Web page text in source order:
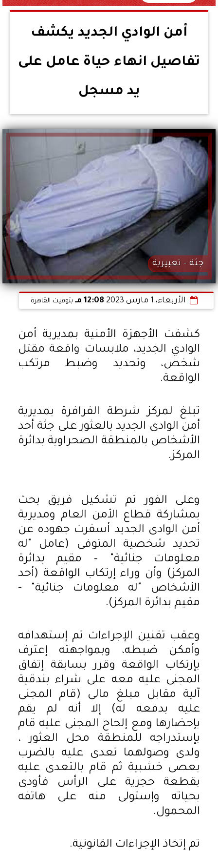
أمن الوادي الجديد يكشف
تفاصيل انهاء حياة عامل على
يد مسجل
جثة - تعبيرية
الأربعاء، 1 مارس 2023 12:08 مـ بتوقيت القاهرة
كشفت الأجهزة الأمنية بمديرية أمن
الوادي الجديد، ملابسات واقعة مقتل
شخص، وتحديد وضبط مرتكب
الواقعة.
تبلغ لمركز شرطة الفرافرة بمديرية
أمن الوادى الجديد بالعثور على جثة أحد
الأشخاص بالمنطقة الصحراوية بدائرة
المركز.
وعلى الفور تم تشكيل فريق بحث
بمشاركة قطاع الأمن العام ومديرية
أمن الوادى الجديد أسفرت جهوده عن
تحديد شخصية المتوفى (عامل "له
معلومات جنائية" – مقيم بدائرة
المركز) وأن وراء إرتكاب الواقعة (أحد
الأشخاص "له معلومات جنائية" -
مقيم بدائرة المركز).
وعقب تقنين الإجراءات تم إستهدافه
وأمكن ضبطه، وبمواجهته إعترف
بإرتكاب الواقعة وقرر بسابقة إتفاق
المجنى عليه معه على شراء بندقية
آلية مقابل مبلغ مالى (قام المجنى
عليه بدفعه له) إلا أنه لم يقم
بإحضارها ومع إلحاح المجنى عليه قام
بإستدراجه للمنطقة محل العثور ،
ولدى وصولهما تعدى عليه بالضرب
بعصى خشبية ثم قام بالتعدى عليه
بقطعة حجرية على الرأس فأودى
بحياته وإستولى منه على هاتفه
المحمول.
تم إتخاذ الإجراءات القانونية.